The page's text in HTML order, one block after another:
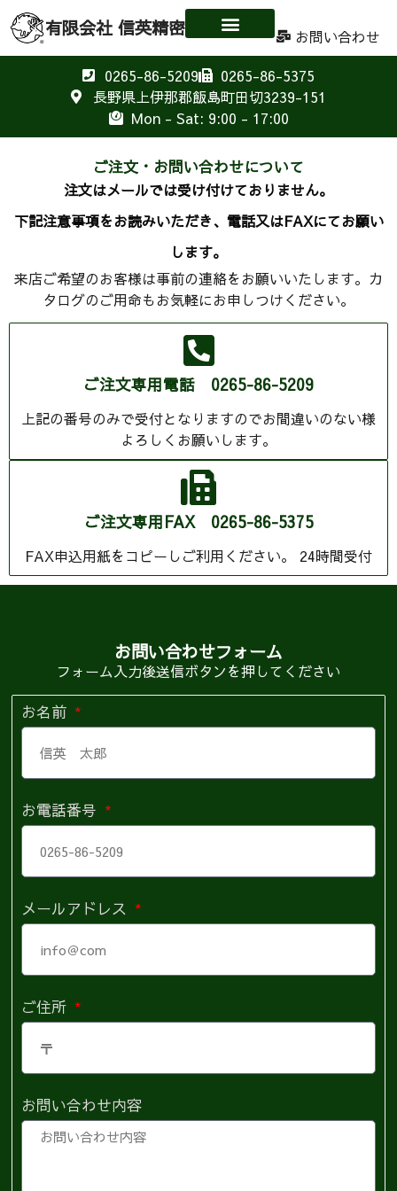
有限会社 信英精密
お問い合わせ
0265-86-5209
0265-86-5375
長野県上伊那郡飯島町田切3239-151
Mon - Sat: 9:00 - 17:00
ご注文・お問い合わせについて
注文はメールでは受け付けておりません。
下記注意事項をお読みいただき、電話又はFAXにてお願い
します。
来店ご希望のお客様は事前の連絡をお願いいたします。カ
タログのご用命もお気軽にお申しつけください。
ご注文専用電話 0265-86-5209
上記の番号のみで受付となりますのでお間違いのない様
よろしくお願いします。
ご注文専用FAX 0265-86-5375
FAX申込用紙をコピーしご利用ください。 24時間受付
お問い合わせフォーム
フォーム入力後送信ボタンを押してください
お名前
お電話番号
メールアドレス
ご住所
お問い合わせ内容